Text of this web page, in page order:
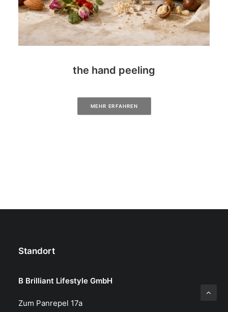
the hand peeling
MEHR ERFAHREN
Standort
B Brilliant Lifestyle GmbH
Zum Panrepel 17a